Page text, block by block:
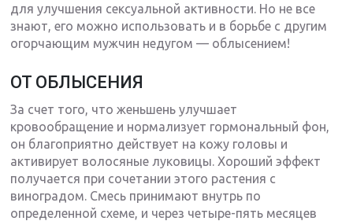
для улучшения сексуальной активности. Но не все
знают, его можно использовать и в борьбе с другим
огорчающим мужчин недугом — облысением!
ОТ ОБЛЫСЕНИЯ
За счет того, что женьшень улучшает
кровообращение и нормализует гормональный фон,
он благоприятно действует на кожу головы и
активирует волосяные луковицы. Хороший эффект
получается при сочетании этого растения с
виноградом. Смесь принимают внутрь по
определенной схеме, и через четыре-пять месяцев